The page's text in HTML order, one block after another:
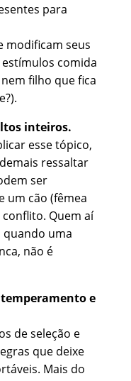
para
modificam seus
comida
filho que fica
inteiros.
esse tópico,
ressaltar
ser
um cão (fêmea
Quem aí
quando uma
não é
temperamento e
de seleção e
que deixe
Mais do